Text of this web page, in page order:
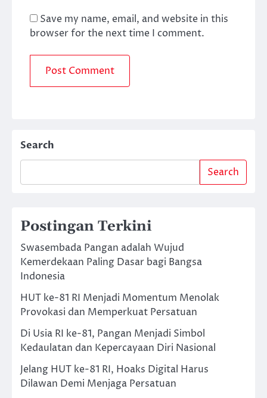
Save my name, email, and website in this
browser for the next time I comment.
Search
Search
Postingan Terkini
Swasembada Pangan adalah Wujud
Kemerdekaan Paling Dasar bagi Bangsa
Indonesia
HUT ke-81 RI Menjadi Momentum Menolak
Provokasi dan Memperkuat Persatuan
Di Usia RI ke-81, Pangan Menjadi Simbol
Kedaulatan dan Kepercayaan Diri Nasional
Jelang HUT ke-81 RI, Hoaks Digital Harus
Dilawan Demi Menjaga Persatuan